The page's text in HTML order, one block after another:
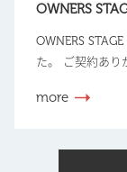
OWNERS
OWNERS
た。 ご契約あり
more